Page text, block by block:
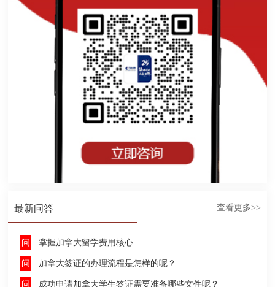
最新问答 查看更多>>
掌握加拿大留学费用核心
加拿大签证的办理流程是怎样的呢？
成功申请加拿大学生签证需要准备哪些文件呢？